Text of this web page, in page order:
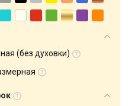
(без духовки)